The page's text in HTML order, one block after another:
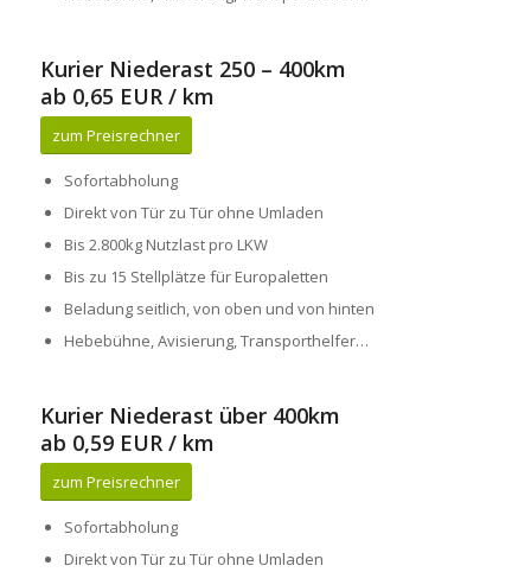
Kurier Niederast 250 – 400km
ab 0,65 EUR / km
zum Preisrechner
Sofortabholung
Direkt von Tür zu Tür ohne Umladen
Bis 2.800kg Nutzlast pro LKW
Bis zu 15 Stellplätze für Europaletten
Beladung seitlich, von oben und von hinten
Hebebühne, Avisierung, Transporthelfer…
Kurier Niederast über 400km
ab 0,59 EUR / km
zum Preisrechner
Sofortabholung
Direkt von Tür zu Tür ohne Umladen